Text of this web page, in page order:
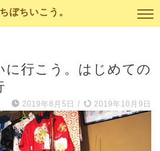
ぼちいこう。
に行こう。はじめての
2019年8月5日 / 2019年10月9日